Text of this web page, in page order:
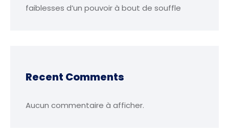
faiblesses d’un pouvoir à bout de souffle
Recent Comments
Aucun commentaire à afficher.